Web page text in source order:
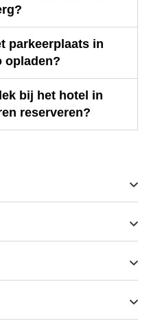
parkeerplaats in
opladen?
bij het hotel in
reserveren?